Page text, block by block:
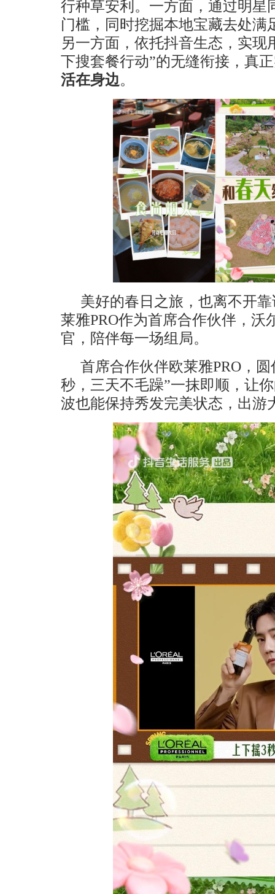
行种草安利。一方面，通过明星
门槛，同时挖掘本地宝藏去处满
另一方面，依托抖音生态，实现
下搜套餐行动”的无缝衔接，真
活在身边。
美好的春日之旅，也离不开
莱雅PRO作为首席合作伙伴，沃
官，陪伴每一场组局。
首席合作伙伴欧莱雅PRO，
秒，三天不毛躁”一抹即顺，让
波也能保持秀发完美状态，出游